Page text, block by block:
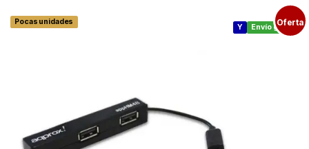
Envío gratis
Y Oferta
Pocas unidades